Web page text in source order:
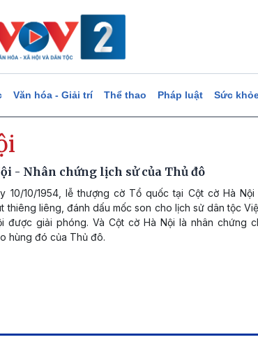
Văn hóa - Giải trí Thể thao Pháp luật Sức
- Nhân chứng lịch sử của Thủ đô
10/10/1954, lễ thượng cờ Tổ quốc tại Cột cờ Hà
thiêng liêng, đánh dấu mốc son cho lịch sử dân tộc
được giải phóng. Và Cột cờ Hà Nội là nhân chứng
hùng đó của Thủ đô.